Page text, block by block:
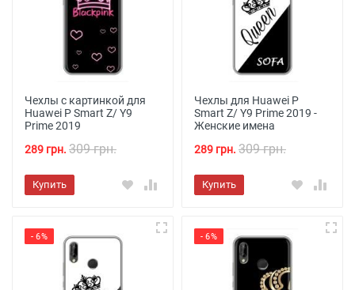
Чехлы с картинкой для
Huawei P Smart Z/ Y9
Prime 2019
289 грн. 309 грн.
Купить
Чехлы для Huawei P
Smart Z/ Y9 Prime 2019 -
Женские имена
289 грн. 309 грн.
Купить
- 6% - 6%